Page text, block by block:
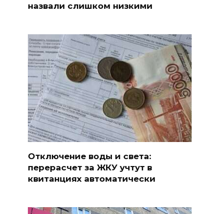
назвали слишком низкими
Отключение воды и света:
перерасчет за ЖКУ учтут в
квитанциях автоматически